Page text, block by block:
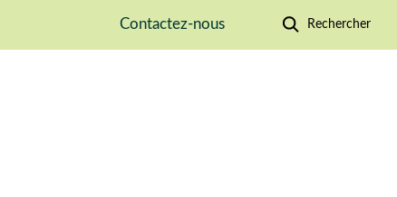
Contactez-nous Rechercher